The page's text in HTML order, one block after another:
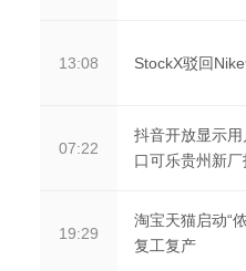
13:08 StockX驳回
07:22
抖音开放显示
口可乐贵州新
19:29
淘宝天猫启动“
复工复产